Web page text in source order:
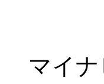
マイ